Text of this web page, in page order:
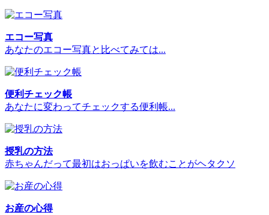
エコー写真
あなたのエコー写真と比べてみては...
便利チェック帳
あなたに変わってチェックする便利帳...
授乳の方法
赤ちゃんだって最初はおっぱいを飲むことがヘタクソ
お産の心得